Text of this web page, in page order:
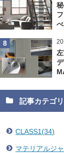
記事カテゴ
CLASS1(34)
マテリアルジ